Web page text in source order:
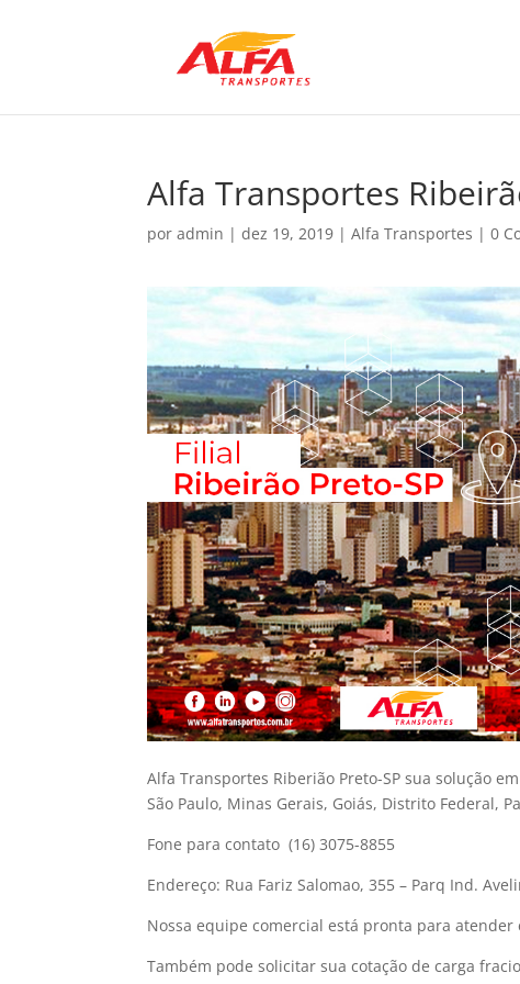
Alfa Transportes
poradmin |dez 19, 2019 |Alfa Transportes |0
Alfa Transportes Riberião Preto-SP sua solução
São Paulo, Minas Gerais, Goiás, Distrito Federal,
Fone para contato (16) 3075-8855
Endereço: Rua Fariz Salomao, 355 – Parq Ind.
Nossa equipe comercial está pronta para atender
Também pode solicitar sua cotação de carga